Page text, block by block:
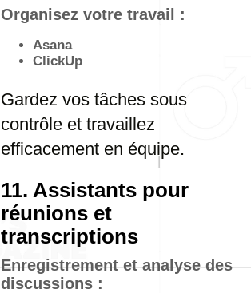
Organisez votre travail :
Asana
ClickUp
Gardez vos tâches sous
contrôle et travaillez
efficacement en équipe.
11. Assistants pour
réunions et
transcriptions
Enregistrement et analyse des
discussions :